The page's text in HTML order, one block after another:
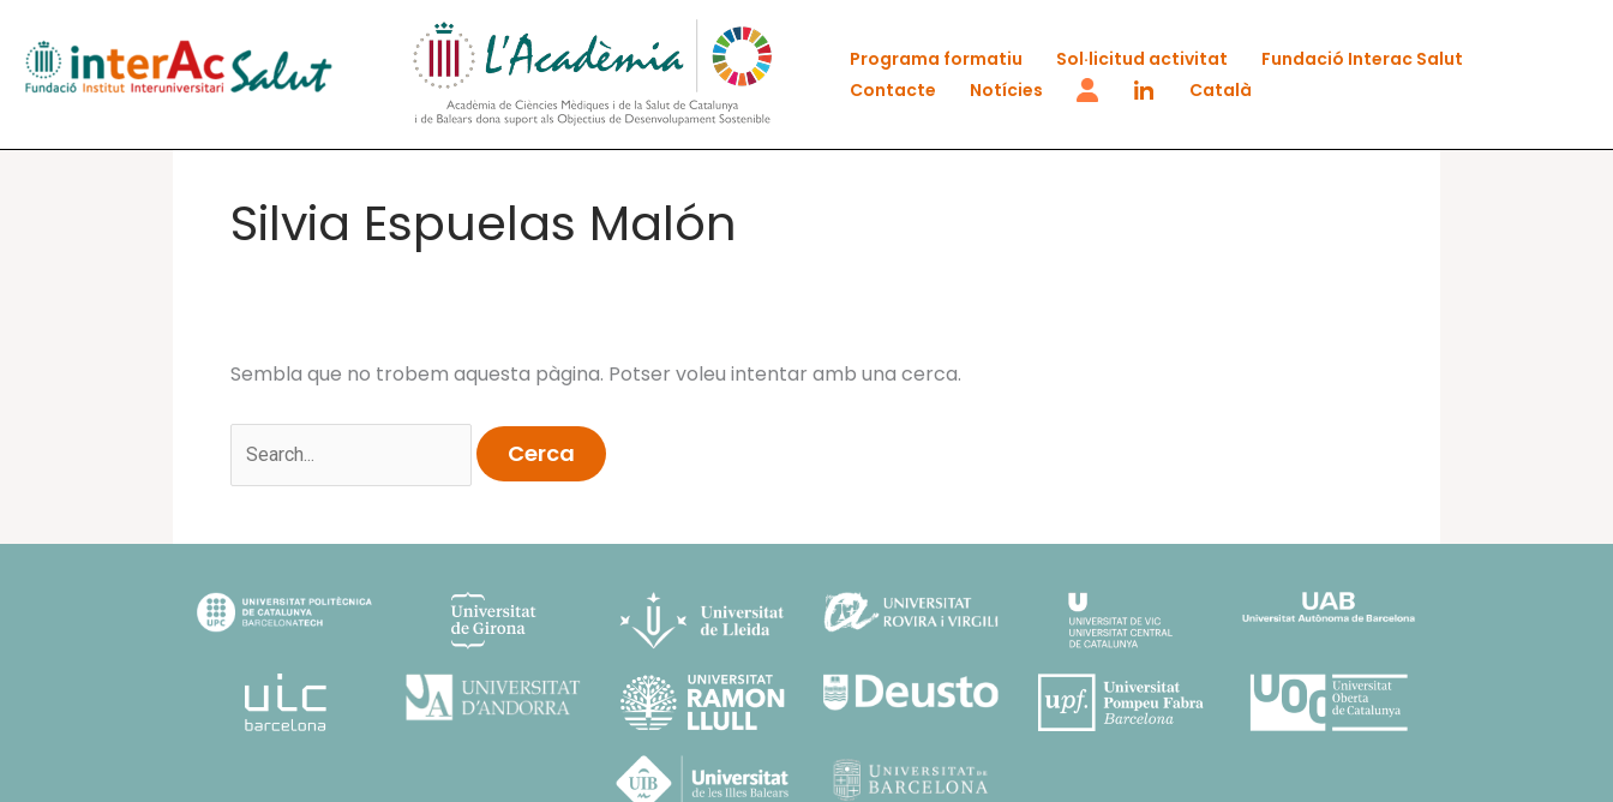
contingut
Programa formatiu Sol·licitud activitat
Fundació Interac Salut
Contacte
Notícies Català
Silvia Espuelas Malón
Sembla que no trobem aquesta pàgina. Potser voleu intentar amb una cerca.